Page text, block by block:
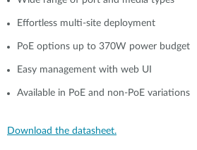
Effortless multi-site deployment
PoE options up to 370W power budget
Easy management with web UI
Available in PoE and non-PoE variations
Download the datasheet.